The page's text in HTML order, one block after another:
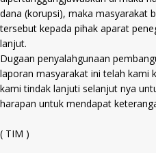
dana (korupsi), maka masyarakat
tersebut kepada pihak aparat
lanjut.
Dugaan penyalahgunaan
laporan masyarakat ini telah kami
kami tindak lanjuti selanjut nya
harapan untuk mendapat
( TIM )